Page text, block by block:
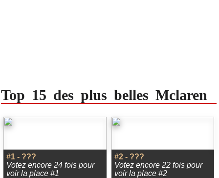
Top 15 des plus belles Mclaren
#1 - ???
Votez encore 24 fois pour
voir la place #1
#2 - ???
Votez encore 22 fois pour
voir la place #2